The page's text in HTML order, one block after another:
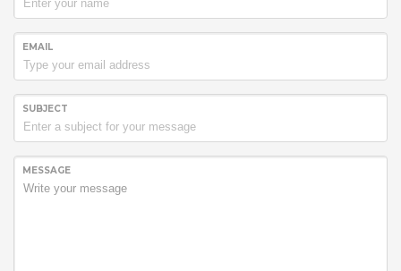
EMAIL
SUBJECT
MESSAGE